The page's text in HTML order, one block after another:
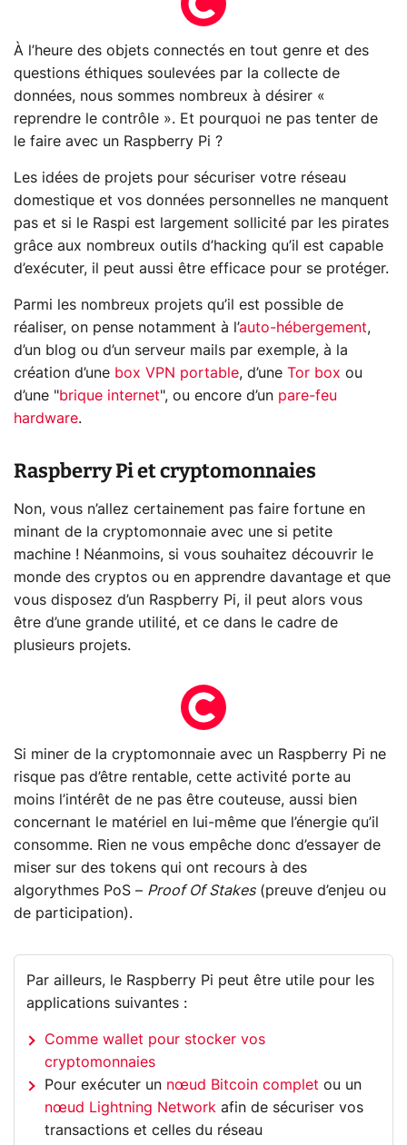
À l’heure des objets connectés en tout genre et des
questions éthiques soulevées par la collecte de
données, nous sommes nombreux à désirer «
reprendre le contrôle ». Et pourquoi ne pas tenter de
le faire avec un Raspberry Pi ?
Les idées de projets pour sécuriser votre réseau
domestique et vos données personnelles ne manquent
pas et si le Raspi est largement sollicité par les pirates
grâce aux nombreux outils d’hacking qu’il est capable
d’exécuter, il peut aussi être efficace pour se protéger.
Parmi les nombreux projets qu’il est possible de
réaliser, on pense notamment à l’auto-hébergement,
d’un blog ou d’un serveur mails par exemple, à la
création d’une box VPN portable, d’une Tor box ou
d’une "brique internet", ou encore d’un pare-feu
hardware.
Raspberry Pi et cryptomonnaies
Non, vous n’allez certainement pas faire fortune en
minant de la cryptomonnaie avec une si petite
machine ! Néanmoins, si vous souhaitez découvrir le
monde des cryptos ou en apprendre davantage et que
vous disposez d’un Raspberry Pi, il peut alors vous
être d’une grande utilité, et ce dans le cadre de
plusieurs projets.
Si miner de la cryptomonnaie avec un Raspberry Pi ne
risque pas d’être rentable, cette activité porte au
moins l’intérêt de ne pas être couteuse, aussi bien
concernant le matériel en lui-même que l’énergie qu’il
consomme. Rien ne vous empêche donc d’essayer de
miser sur des tokens qui ont recours à des
algorythmes PoS – Proof Of Stakes(preuve d’enjeu ou
de participation).
Par ailleurs, le Raspberry Pi peut être utile pour les
applications suivantes :
Comme wallet pour stocker vos
cryptomonnaies
Pour exécuter un nœud Bitcoin complet ou un
nœud Lightning Network afin de sécuriser vos
transactions et celles du réseau